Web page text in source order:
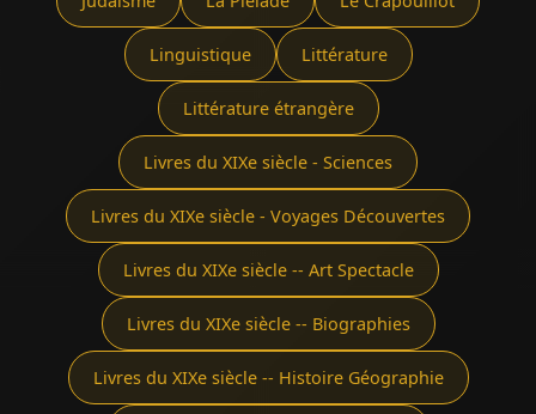
Linguistique Littérature
Littérature étrangère
Livres du XIXe siècle - Sciences
Livres du XIXe siècle - Voyages Découvertes
Livres du XIXe siècle -- Art Spectacle
Livres du XIXe siècle -- Biographies
Livres du XIXe siècle -- Histoire Géographie